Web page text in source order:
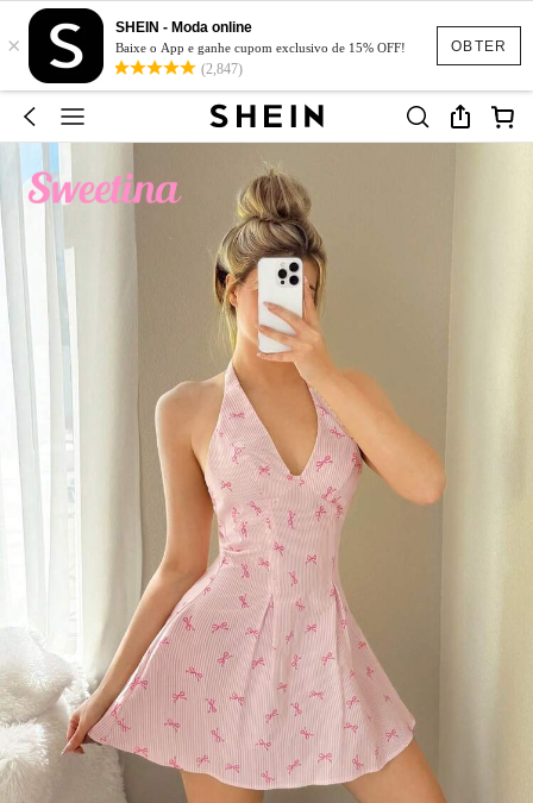
OBTER
×
SHEIN - Moda online
Baixe o App e ganhe cupom exclusivo de 15% OFF!
(2,847)